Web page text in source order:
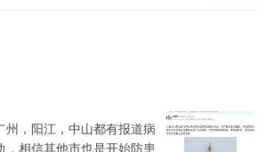
，阳江，中山都有报道病
相信其他市也是开始防患